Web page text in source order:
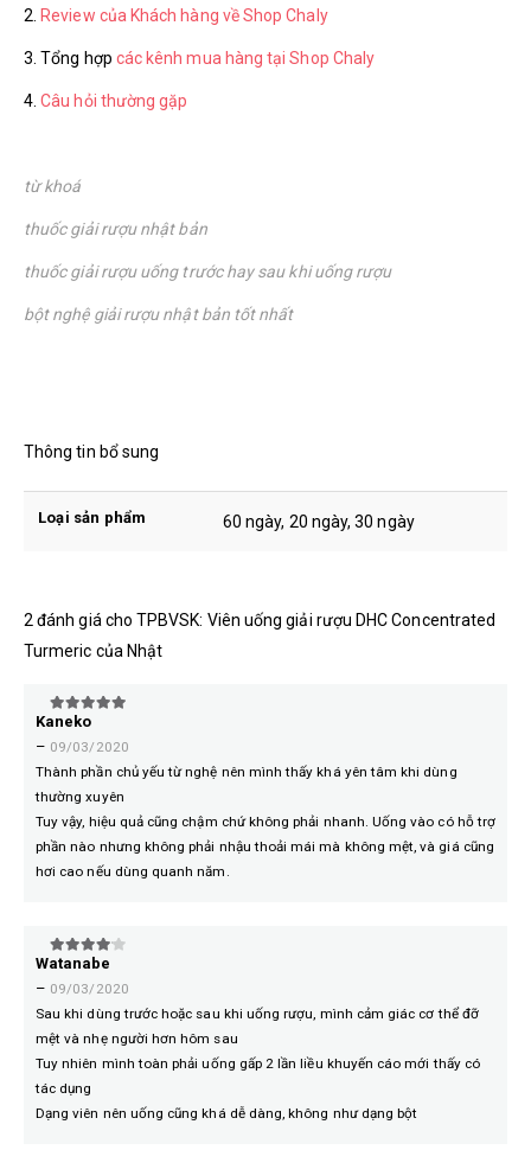
2. Review của Khách hàng về Shop Chaly
3. Tổng hợp các kênh mua hàng tại Shop Chaly
4.Câu hỏi thường gặp
từ khoá
thuốc giải rượu nhật bản
thuốc giải rượu uống trước hay sau khi uống rượu
bột nghệ giải rượu nhật bản tốt nhất
Thông tin bổ sung
Loại sản phẩm 60 ngày, 20 ngày, 30 ngày
2 đánh giá choTPBVSK: Viên uống giải rượu DHC Concentrated
Turmeric của Nhật
5trên 5
Kaneko
– 09/03/2020
Thành phần chủ yếu từ nghệ nên mình thấy khá yên tâm khi dùng
thường xuyên
Tuy vậy, hiệu quả cũng chậm chứ không phải nhanh. Uống vào có hỗ trợ
phần nào nhưng không phải nhậu thoải mái mà không mệt, và giá cũng
hơi cao nếu dùng quanh năm.
4trên 5
Watanabe
– 09/03/2020
Sau khi dùng trước hoặc sau khi uống rượu, mình cảm giác cơ thể đỡ
mệt và nhẹ người hơn hôm sau
Tuy nhiên mình toàn phải uống gấp 2 lần liều khuyến cáo mới thấy có
tác dụng
Dạng viên nên uống cũng khá dễ dàng, không như dạng bột